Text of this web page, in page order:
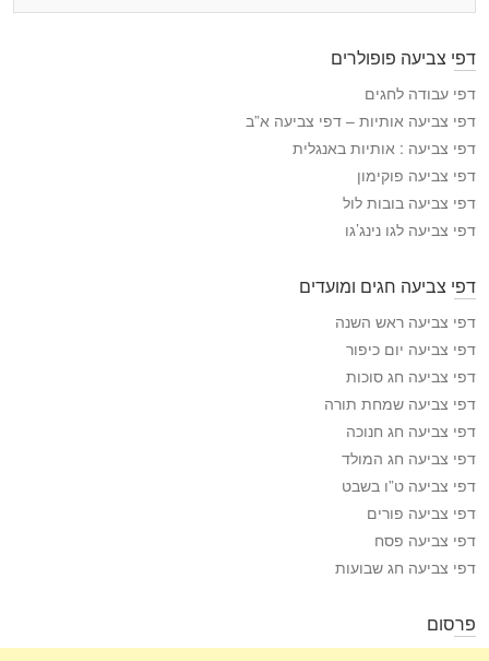
י
ה
צ
י
ע
ה
דפי צביעה פופולרים
דפי עבודה לחגים
דפי צביעה אותיות – דפי צביעה א”ב
דפי צביעה : אותיות באנגלית
דפי צביעה פוקימון
דפי צביעה בובות לול
דפי צביעה לגו נינג’גו
דפי צביעה חגים ומועדים
דפי צביעה ראש השנה
דפי צביעה יום כיפור
דפי צביעה חג סוכות
דפי צביעה שמחת תורה
דפי צביעה חג חנוכה
דפי צביעה חג המולד
דפי צביעה ט”ו בשבט
דפי צביעה פורים
דפי צביעה פסח
דפי צביעה חג שבועות
פרסום